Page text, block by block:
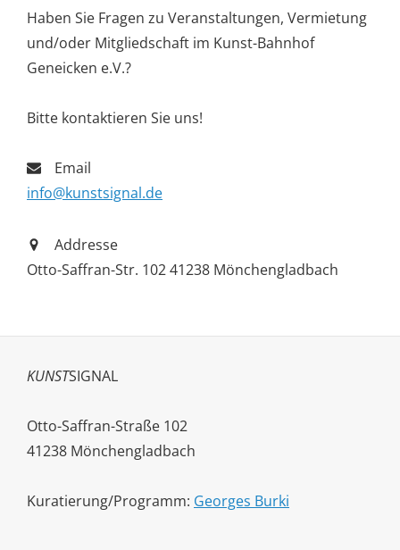
Haben Sie Fragen zu Veranstaltungen, Vermietung
und/oder Mitgliedschaft im Kunst-Bahnhof
Geneicken e.V.?
Bitte kontaktieren Sie uns!
Email
info@kunstsignal.de
Addresse
Otto-Saffran-Str. 102 41238 Mönchengladbach
KUNSTSIGNAL
Otto-Saffran-Straße 102
41238 Mönchengladbach
Kuratierung/Programm: Georges Burki